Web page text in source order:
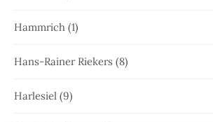
Hammrich (1)
Hans-Rainer Riekers (8)
Harlesiel (9)